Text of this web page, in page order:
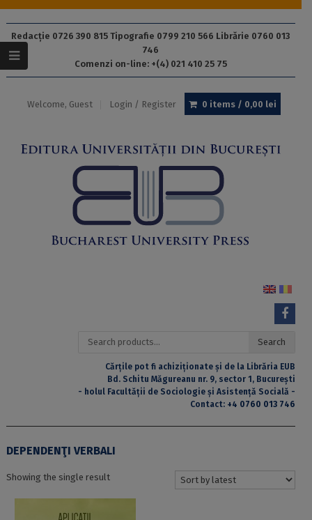
Redacție 0726 390 815 Tipografie 0799 210 566 Librărie 0760 013
746
Comenzi on-line: +(4) 021 410 25 75
Welcome, Guest Login / Register 0 items / 0,00 lei
Search
Search
Cărțile pot fi achiziționate și de la Librăria EUB
Bd. Schitu Măgureanu nr. 9, sector 1, București
- holul Facultății de Sociologie și Asistență Socială -
Contact: +4 0760 013 746
DEPENDENŢI VERBALI
Showing the single result